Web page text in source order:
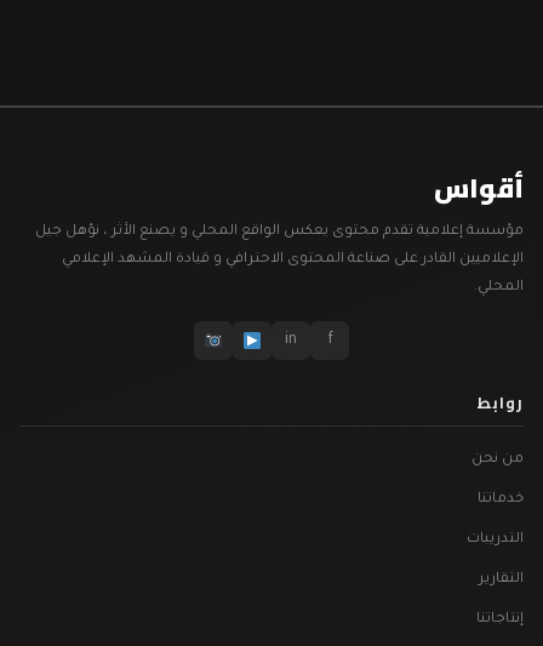
أقواس
مؤسسة إعلامية تقدم محتوى يعكس الواقع المحلي و يصنع الأثر ، نؤهل جيل
الإعلاميين القادر على صناعة المحتوى الاحترافي و قيادة المشهد الإعلامي
المحلي.
f
in
روابط
من نحن
خدماتنا
التدريبات
التقارير
إنتاجاتنا